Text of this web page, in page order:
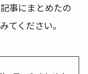
事にまとめたの
てください。